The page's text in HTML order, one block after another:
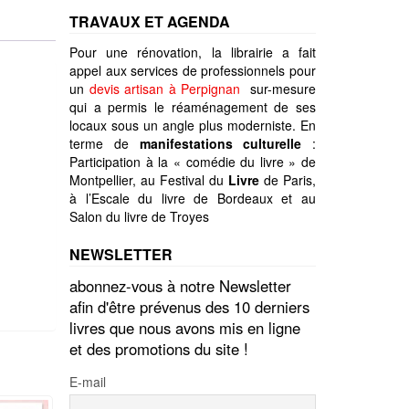
TRAVAUX ET AGENDA
Pour une rénovation, la librairie a fait
appel aux services de professionnels pour
un devis artisan à Perpignan sur-mesure
qui a permis le réaménagement de ses
locaux sous un angle plus moderniste. En
terme de manifestations culturelle :
Participation à la « comédie du livre » de
Montpellier, au Festival du Livre de Paris,
à l’Escale du livre de Bordeaux et au
Salon du livre de Troyes
NEWSLETTER
abonnez-vous à notre Newsletter
afin d'être prévenus des 10 derniers
livres que nous avons mis en ligne
et des promotions du site !
E-mail